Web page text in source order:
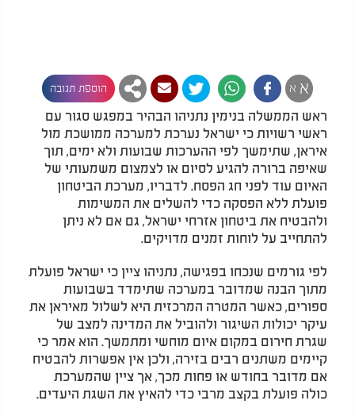
א א הוספת תגובה
ראש הממשלה בנימין נתניהו הבהיר במפגש סגור עם
ראשי רשויות כי ישראל נערכת למערכה ממושכת מול
איראן, שתימשך לפי ההערכות שבועות ולא ימים, תוך
שאיפה ברורה להגיע לסיום או לצמצום משמעותי של
האיום עוד לפני חג הפסח. לדבריו, מערכת הביטחון
פועלת ללא הפסקה כדי להשלים את המשימות
ולהבטיח את ביטחון אזרחי ישראל, גם אם לא ניתן
להתחייב על לוחות זמנים מדויקים.​
לפי גורמים שנכחו בפגישה, נתניהו ציין כי ישראל פועלת
מתוך הבנה שמדובר במערכה שתימדד בשבועות
ספורים, כאשר המטרה המרכזית היא לשלול מאיראן את
עיקר יכולות השיגור ולהוביל את המדינה למצב של
שגרת חירום במקום איום מוחשי ומתמשך. הוא אמר כי
קיימים משתנים רבים בזירה, ולכן אין אפשרות להבטיח
אם מדובר בחודש או פחות מכך, אך ציין שהמערכת
כולה פועלת בקצב מרבי כדי להאיץ את השגת היעדים.​